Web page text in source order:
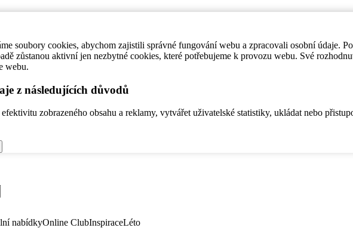
soubory cookies, abychom zajistili správné fungování webu a zpracovali osobní údaje.
zůstanou aktivní jen nezbytné cookies, které potřebujeme k provozu webu. Své
webu.
z následujících důvodů
zobrazeného obsahu a reklamy, vytvářet uživatelské statistiky, ukládat nebo
nabídkyOnline ClubInspiraceLéto